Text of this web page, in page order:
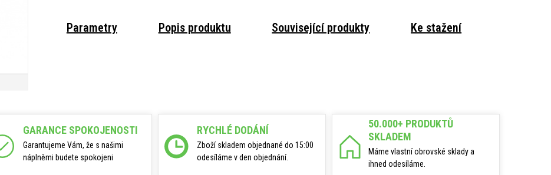
Parametry Popis produktu Související produkty Ke stažení
GARANCE SPOKOJENOSTI
Garantujeme Vám, že s našimi
náplněmi budete spokojeni
RYCHLÉ DODÁNÍ
Zboží skladem objednané do 15:00
odesíláme v den objednání.
50.000+ PRODUKTŮ
SKLADEM
Máme vlastní obrovské sklady a
ihned odesíláme.